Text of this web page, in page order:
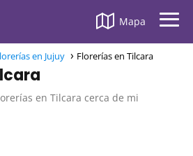
Mapa
en Jujuy Florerías en Tilcara
en Tilcara cerca de mi